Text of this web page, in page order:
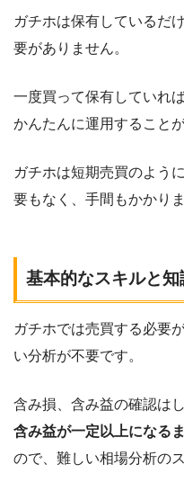
ガチホは保有しているだ
要がありません。
一度買って保有していれ
かんたんに運用すること
ガチホは短期売買のよう
要もなく、手間もかかりま
基本的なスキルと
ガチホでは売買する必要
い分析が不要です。
含み損、含み益の確認は
含み益が一定以上になる
ので、難しい相場分析の